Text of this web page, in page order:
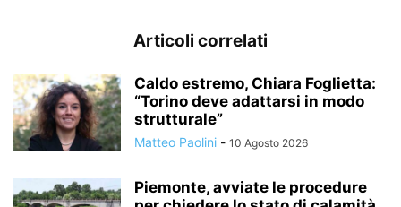
Articoli correlati
Caldo estremo, Chiara Foglietta:
“Torino deve adattarsi in modo
strutturale”
Matteo Paolini - 10 Agosto 2026
Piemonte, avviate le procedure